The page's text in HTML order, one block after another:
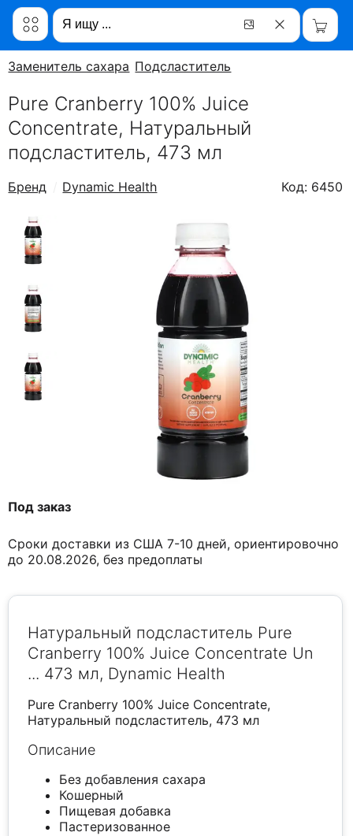
Заменитель сахара Подсластитель
Pure Cranberry 100% Juice
Concentrate, Натуральный
подсластитель, 473 мл
Бренд Dynamic Health Код: 6450
Под заказ
Сроки доставки из США 7-10 дней, ориентировочно
до 20.08.2026, без предоплаты
Натуральный подсластитель Pure
Cranberry 100% Juice Concentrate Un
... 473 мл, Dynamic Health
Pure Cranberry 100% Juice Concentrate,
Натуральный подсластитель, 473 мл
Описание
Без добавления сахара
Кошерный
Пищевая добавка
Пастеризованное